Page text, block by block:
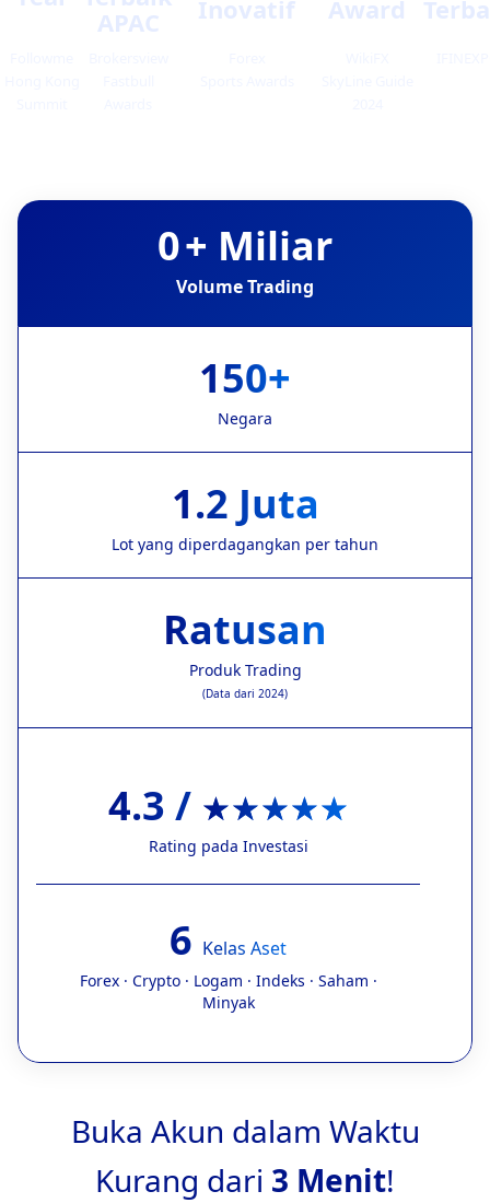
APAC
Inovatif
Award
0+ Miliar
Volume Trading
150+
Negara
1.2 Juta
Lot yang diperdagangkan per tahun
Ratusan
Produk Trading
(Data dari 2024)
4.3 / ★★★★★
Rating pada Investasi
6 Kelas Aset
Forex · Crypto · Logam · Indeks · Saham ·
Minyak
Buka Akun dalam Waktu
Kurang dari 3 Menit!